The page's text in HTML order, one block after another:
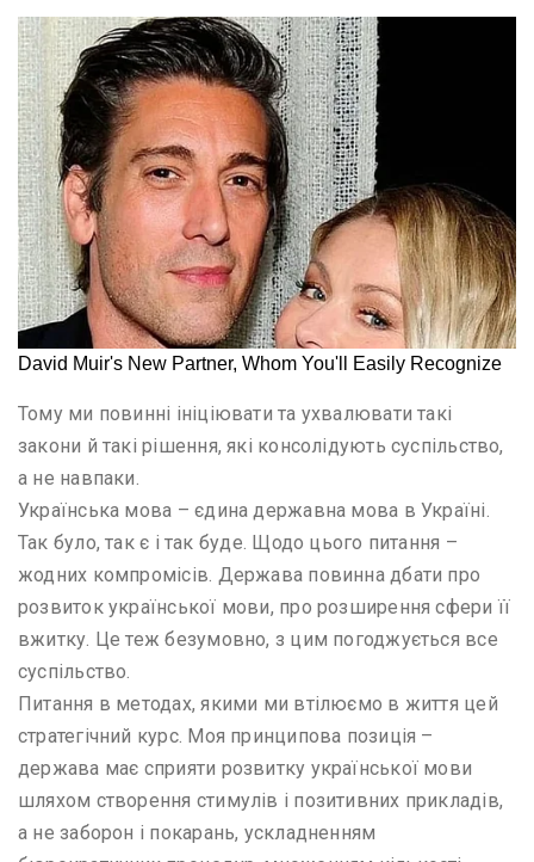
Тому ми повинні ініціювати та ухвалювати такі
закони й такі рішення, які консолідують суспільство,
а не навпаки.
Українська мова – єдина державна мова в Україні.
Так було, так є і так буде. Щодо цього питання –
жодних компромісів. Держава повинна дбати про
розвиток української мови, про розширення сфери її
вжитку. Це теж безумовно, з цим погоджується все
суспільство.
Питання в методах, якими ми втілюємо в життя цей
стратегічний курс. Моя принципова позиція –
держава має сприяти розвитку української мови
шляхом створення стимулів і позитивних прикладів,
а не заборон і покарань, ускладненням